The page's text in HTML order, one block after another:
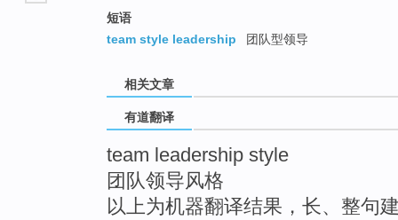
短语
team style leadership
团队型领导
相关文章
有道翻译
team leadership style
团队领导风格
以上为机器翻译结果，长、整句